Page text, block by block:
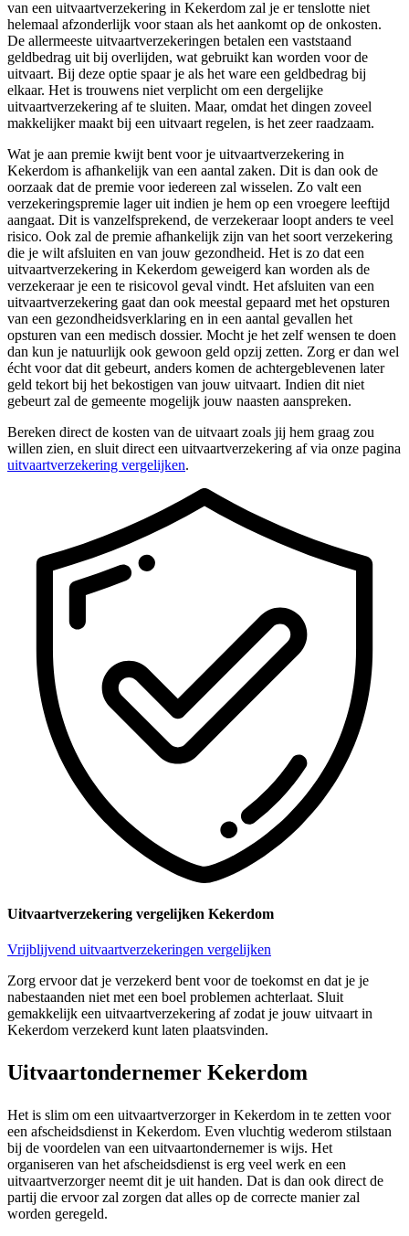
van een uitvaartverzekering in Kekerdom zal je er tenslotte niet
helemaal afzonderlijk voor staan als het aankomt op de onkosten.
De allermeeste uitvaartverzekeringen betalen een vaststaand
geldbedrag uit bij overlijden, wat gebruikt kan worden voor de
uitvaart. Bij deze optie spaar je als het ware een geldbedrag bij
elkaar. Het is trouwens niet verplicht om een dergelijke
uitvaartverzekering af te sluiten. Maar, omdat het dingen zoveel
makkelijker maakt bij een uitvaart regelen, is het zeer raadzaam.
Wat je aan premie kwijt bent voor je uitvaartverzekering in
Kekerdom is afhankelijk van een aantal zaken. Dit is dan ook de
oorzaak dat de premie voor iedereen zal wisselen. Zo valt een
verzekeringspremie lager uit indien je hem op een vroegere leeftijd
aangaat. Dit is vanzelfsprekend, de verzekeraar loopt anders te veel
risico. Ook zal de premie afhankelijk zijn van het soort verzekering
die je wilt afsluiten en van jouw gezondheid. Het is zo dat een
uitvaartverzekering in Kekerdom geweigerd kan worden als de
verzekeraar je een te risicovol geval vindt. Het afsluiten van een
uitvaartverzekering gaat dan ook meestal gepaard met het opsturen
van een gezondheidsverklaring en in een aantal gevallen het
opsturen van een medisch dossier. Mocht je het zelf wensen te doen
dan kun je natuurlijk ook gewoon geld opzij zetten. Zorg er dan wel
écht voor dat dit gebeurt, anders komen de achtergeblevenen later
geld tekort bij het bekostigen van jouw uitvaart. Indien dit niet
gebeurt zal de gemeente mogelijk jouw naasten aanspreken.
Bereken direct de kosten van de uitvaart zoals jij hem graag zou
willen zien, en sluit direct een uitvaartverzekering af via onze pagina
uitvaartverzekering vergelijken.
Uitvaartverzekering vergelijken Kekerdom
Vrijblijvend uitvaartverzekeringen vergelijken
Zorg ervoor dat je verzekerd bent voor de toekomst en dat je je
nabestaanden niet met een boel problemen achterlaat. Sluit
gemakkelijk een uitvaartverzekering af zodat je jouw uitvaart in
Kekerdom verzekerd kunt laten plaatsvinden.
Uitvaartondernemer Kekerdom
Het is slim om een uitvaartverzorger in Kekerdom in te zetten voor
een afscheidsdienst in Kekerdom. Even vluchtig wederom stilstaan
bij de voordelen van een uitvaartondernemer is wijs. Het
organiseren van het afscheidsdienst is erg veel werk en een
uitvaartverzorger neemt dit je uit handen. Dat is dan ook direct de
partij die ervoor zal zorgen dat alles op de correcte manier zal
worden geregeld.